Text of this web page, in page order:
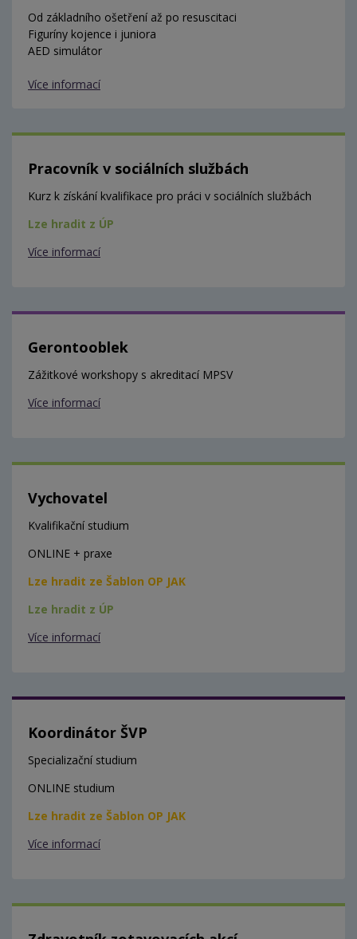
Od základního ošetření až po resuscitaci
Figuríny kojence i juniora
AED simulátor
Více informací
Pracovník v sociálních službách
Kurz k získání kvalifikace pro práci v sociálních službách
Lze hradit z ÚP
Více informací
Gerontooblek
Zážitkové workshopy s akreditací MPSV
Více informací
Vychovatel
Kvalifikační studium
ONLINE + praxe
Lze hradit ze Šablon OP JAK
Lze hradit z ÚP
Více informací
Koordinátor ŠVP
Specializační studium
ONLINE studium
Lze hradit ze Šablon OP JAK
Více informací